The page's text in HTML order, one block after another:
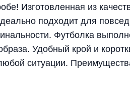
Изготовленная из
подходит для
Футболка
Удобный крой и
ситуации.